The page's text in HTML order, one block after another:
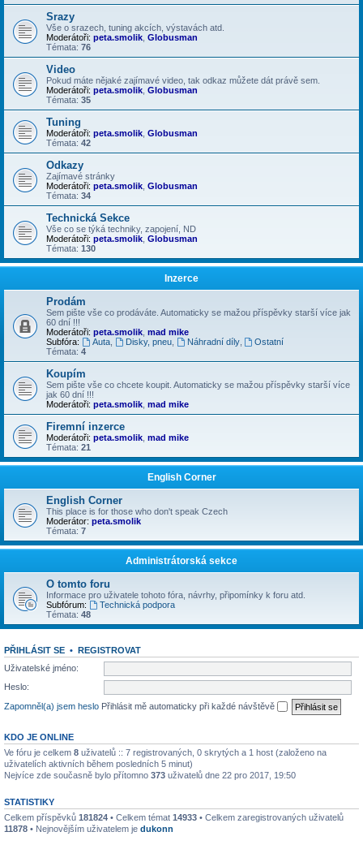
Srazy
Vše o srazech, tuning akcích, výstavách atd.
Moderátoři: peta.smolik Globusman
Témata: 76
Video
Pokud máte nějaké zajímavé video, tak odkaz můžete dát právě sem.
Moderátoři: peta.smolik Globusman
Témata: 35
Tuning
Moderátoři: peta.smolik Globusman
Témata: 42
Odkazy
Zajímavé stránky
Moderátoři: peta.smolik Globusman
Témata: 34
Technická Sekce
Vše co se týká techniky, zapojení, ND
Moderátoři: peta.smolik Globusman
Témata: 130
Inzerce
Prodám
Sem pište vše co prodáváte. Automaticky se mažou příspěvky starší více jak
60 dní !!!
Moderátoři: peta.smolik mad mike
Subfóra:
Auta, Disky, pneu, Náhradní díly,
Ostatní
Témata: 4
Koupím
Sem pište vše co chcete koupit. Automaticky se mažou příspěvky starší více
jak 60 dní !!!
Moderátoři: peta.smolik mad mike
Firemní inzerce
Moderátoři: peta.smolik mad mike
Témata: 21
English Corner
English Corner
This place is for those who don't speak Czech
Moderátor: peta.smolik
Témata: 7
Administrátorská sekce
O tomto foru
Informace pro uživatele tohoto fóra, návrhy, připomínky k foru atd.
Subfórum:
Technická podpora
Témata: 48
PŘIHLÁSIT SE • REGISTROVAT
Uživatelské jméno:
Heslo:
Zapomněl(a) jsem heslo Přihlásit mě automaticky při každé návštěvě
KDO JE ONLINE
Ve fóru je celkem 8 uživatelů :: 7 registrovaných, 0 skrytých a 1 host (založeno na
uživatelích aktivních během posledních 5 minut)
Nejvíce zde současně bylo přítomno 373 uživatelů dne 22 pro 2017, 19:50
STATISTIKY
Celkem příspěvků 181824 • Celkem témat 14933 • Celkem zaregistrovaných uživatelů
11878 • Nejnovějším uživatelem je dukonn